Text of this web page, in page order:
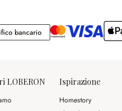
bancarioBonifico bancario
LOBERON Ispirazione
Homestory